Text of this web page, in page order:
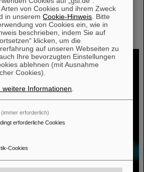
einer Atomkernuhr wächst
von Cookies und ihrem Zweck
in unseremCookie-Hinweis . Bitte
von Cookies ein, wie in
beschrieben, indem Sie auf
klicken, um die
auf unseren Webseiten zu
Ihre bevorzugten Einstellungen
ablehnen (mit Ausnahme
Cookies).
weitere Informationen
(immer erforderlich)
erforderliche Cookies
Cookies